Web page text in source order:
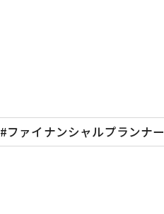
#ファイナンシャルプランナー